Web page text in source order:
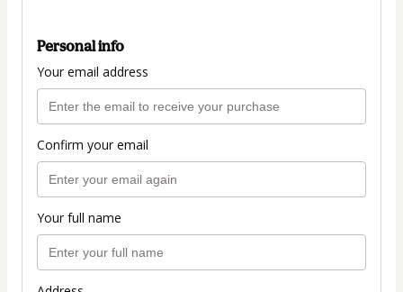
Personal info
Your email address
Confirm your email
Your full name